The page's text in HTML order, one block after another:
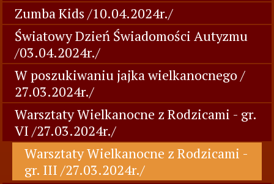
Zumba Kids /10.04.2024r./
Światowy Dzień Świadomości Autyzmu
/03.04.2024r./
W poszukiwaniu jajka wielkanocnego /
27.03.2024r./
Warsztaty Wielkanocne z Rodzicami - gr.
VI /27.03.2024r./
Warsztaty Wielkanocne z Rodzicami -
gr. III /27.03.2024r./